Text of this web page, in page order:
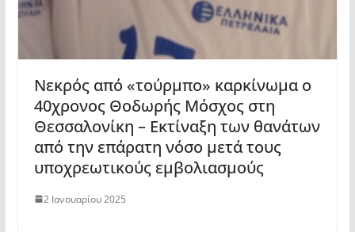
Νεκρός από «τούρμπο» καρκίνωμα ο
40χρονος Θοδωρής Μόσχος στη
Θεσσαλονίκη – Εκτίναξη των θανάτων
από την επάρατη νόσο μετά τους
υποχρεωτικούς εμβολιασμούς
2 Ιανουαρίου 2025